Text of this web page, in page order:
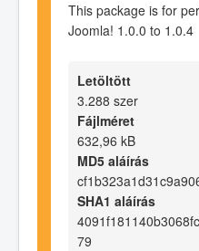
This package is for
Joomla! 1.0.0 to 1.0.4
Letöltött
3.288 szer
Fájlméret
632,96 kB
MD5 aláírás
SHA1 aláírás
79